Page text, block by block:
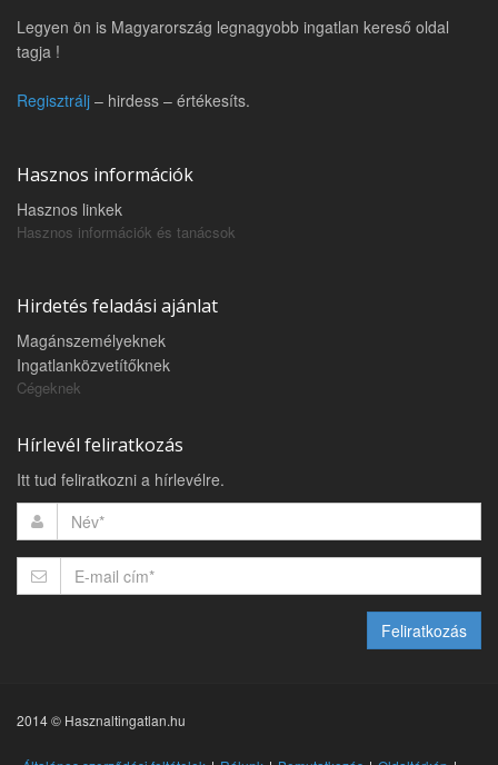
Legyen ön is Magyarország legnagyobb ingatlan kereső oldal
tagja !
Regisztrálj – hirdess – értékesíts.
Hasznos információk
Hasznos linkek
Hasznos információk és tanácsok
Hirdetés feladási ajánlat
Magánszemélyeknek
Ingatlanközvetítőknek
Cégeknek
Hírlevél feliratkozás
Itt tud feliratkozni a hírlevélre.
Feliratkozás
2014 © Hasznaltingatlan.hu